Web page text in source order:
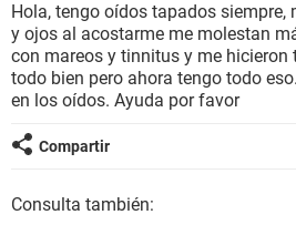
BIENESTAR
SEXUALIDAD
GLOSARIO
Hola, tengo oídos tapados siempre,
y ojos al acostarme me molestan
con mareos y tinnitus y me
todo bien pero ahora tengo todo
en los oídos. Ayuda por favor
Compartir
Consulta también: